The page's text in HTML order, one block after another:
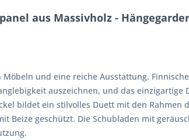
aus Massivholz -
und eine reiche Ausstattung.
auszeichnen, und das einzigartige
bildet ein stilvolles Duett mit den Rahmen
Beize geschützt. Die Schubladen mit